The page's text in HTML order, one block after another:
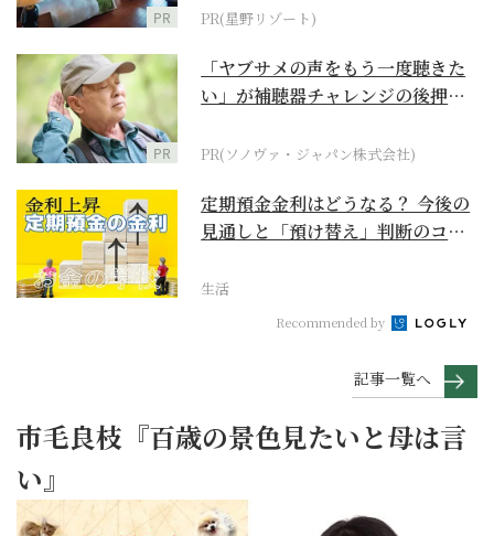
PR PR(星野リゾート)
PR
「ヤブサメの声をもう一度聴きた
い」が補聴器チャレンジの後押し
PR(ソノヴァ・ジャパン株式会社)
定期預金金利はどうなる？ 今後の
見通しと「預け替え」判断のコツ
生活
Recommended by
記事一覧へ
市毛良枝『百歳の景色見たいと母は言
い』